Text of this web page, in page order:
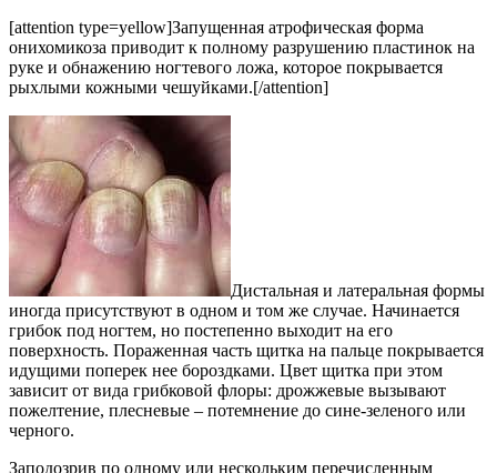
[attention type=yellow]Запущенная атрофическая форма
онихомикоза приводит к полному разрушению пластинок на
руке и обнажению ногтевого ложа, которое покрывается
рыхлыми кожными чешуйками.[/attention]
Дистальная и латеральная формы
иногда присутствуют в одном и том же случае. Начинается
грибок под ногтем, но постепенно выходит на его
поверхность. Пораженная часть щитка на пальце покрывается
идущими поперек нее бороздками. Цвет щитка при этом
зависит от вида грибковой флоры: дрожжевые вызывают
пожелтение, плесневые – потемнение до сине-зеленого или
черного.
Заподозрив по одному или нескольким перечисленным